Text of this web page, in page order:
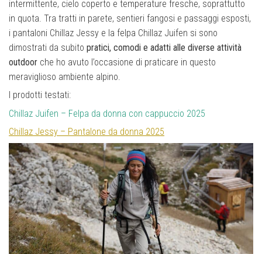
intermittente, cielo coperto e temperature fresche, soprattutto
in quota. Tra tratti in parete, sentieri fangosi e passaggi esposti,
i pantaloni Chillaz Jessy e la felpa Chillaz Juifen si sono
dimostrati da subito pratici, comodi e adatti alle diverse attività
outdoor che ho avuto l’occasione di praticare in questo
meraviglioso ambiente alpino.
I prodotti testati:
Chillaz Juifen – Felpa da donna con cappuccio 2025
Chillaz Jessy – Pantalone da donna 2025